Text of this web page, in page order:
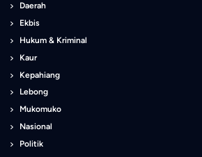
Daerah
Ekbis
Hukum & Kriminal
Kaur
Kepahiang
Lebong
Mukomuko
Nasional
Politik